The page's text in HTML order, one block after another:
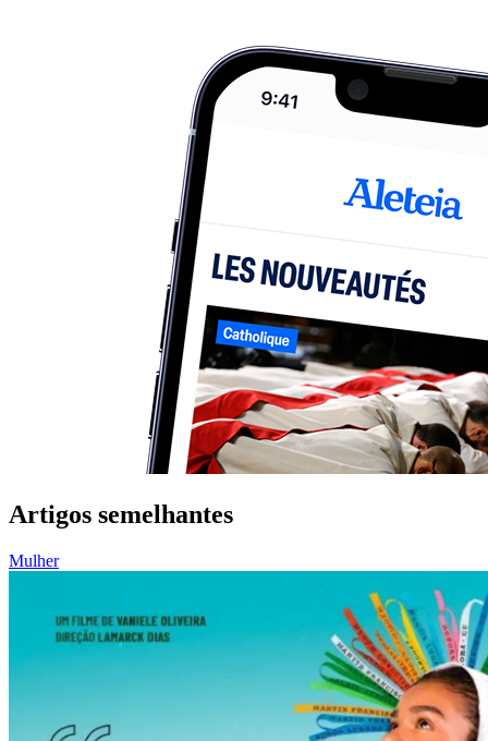
Artigos semelhantes
Mulher